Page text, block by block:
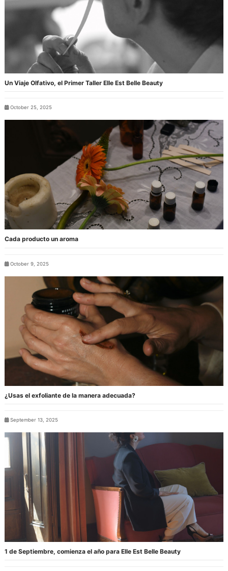
Un Viaje Olfativo, el Primer Taller Elle Est Belle Beauty
October 25, 2025
Cada producto un aroma
October 9, 2025
¿Usas el exfoliante de la manera adecuada?
September 13, 2025
1 de Septiembre, comienza el año para Elle Est Belle Beauty